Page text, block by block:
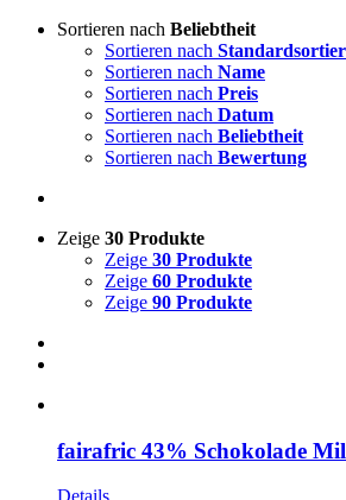
Sortieren nach Beliebtheit
Sortieren nach
Sortieren nach Name
Sortieren nach Preis
Sortieren nach Datum
Sortieren nach Beliebtheit
Sortieren nach Bewertung
Zeige 30 Produkte
Zeige 30 Produkte
Zeige 60 Produkte
Zeige 90 Produkte
fairafric 43% Schokolade